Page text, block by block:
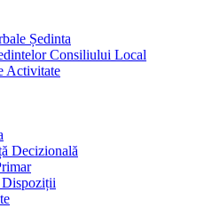
Ședinta
Consiliului Local
Activitate
Decizională
Dispoziții